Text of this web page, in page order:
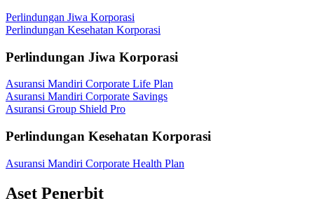
Perlindungan Jiwa Korporasi
Perlindungan Kesehatan Korporasi
Perlindungan Jiwa Korporasi
Asuransi Mandiri Corporate Life Plan
Asuransi Mandiri Corporate Savings
Asuransi Group Shield Pro
Perlindungan Kesehatan Korporasi
Asuransi Mandiri Corporate Health Plan
Aset Penerbit